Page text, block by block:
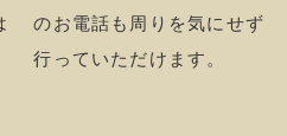
のお電話も周りを気にせず
行っていただけます。